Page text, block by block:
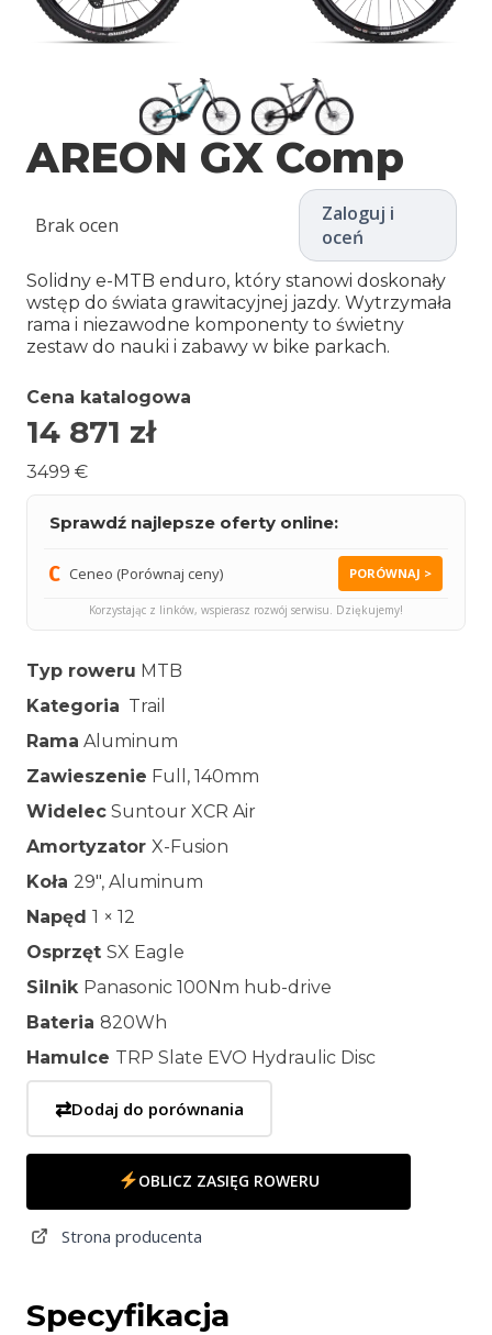
AREON GX Comp
Brak ocen
Zaloguj i
oceń
Solidny e-MTB enduro, który stanowi doskonały
wstęp do świata grawitacyjnej jazdy. Wytrzymała
rama i niezawodne komponenty to świetny
zestaw do nauki i zabawy w bike parkach.
Cena katalogowa
14 871 zł
3499 €
Sprawdź najlepsze oferty online:
Ceneo (Porównaj ceny) PORÓWNAJ >
Korzystając z linków, wspierasz rozwój serwisu. Dziękujemy!
Typ roweru MTB
Kategoria Trail
Rama Aluminum
Zawieszenie Full, 140mm
Widelec Suntour XCR Air
Amortyzator X-Fusion
Koła 29″, Aluminum
Napęd 1 × 12
Osprzęt SX Eagle
Silnik Panasonic 100Nm hub-drive
Bateria 820Wh
Hamulce TRP Slate EVO Hydraulic Disc
⇄Dodaj do porównania
OBLICZ ZASIĘG ROWERU
Strona producenta
Specyfikacja